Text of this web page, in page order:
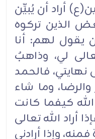
أراد أن يُبيِّن
الذين تركوه
يقول لهم: أنا
لي، وذاهبٌ
فالحمد
وما شاء
كيفما كانت
أراد الله تعالى
وإذا أرادني